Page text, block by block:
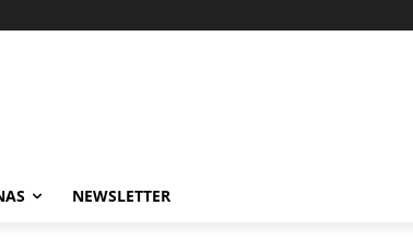
NEWSLETTER